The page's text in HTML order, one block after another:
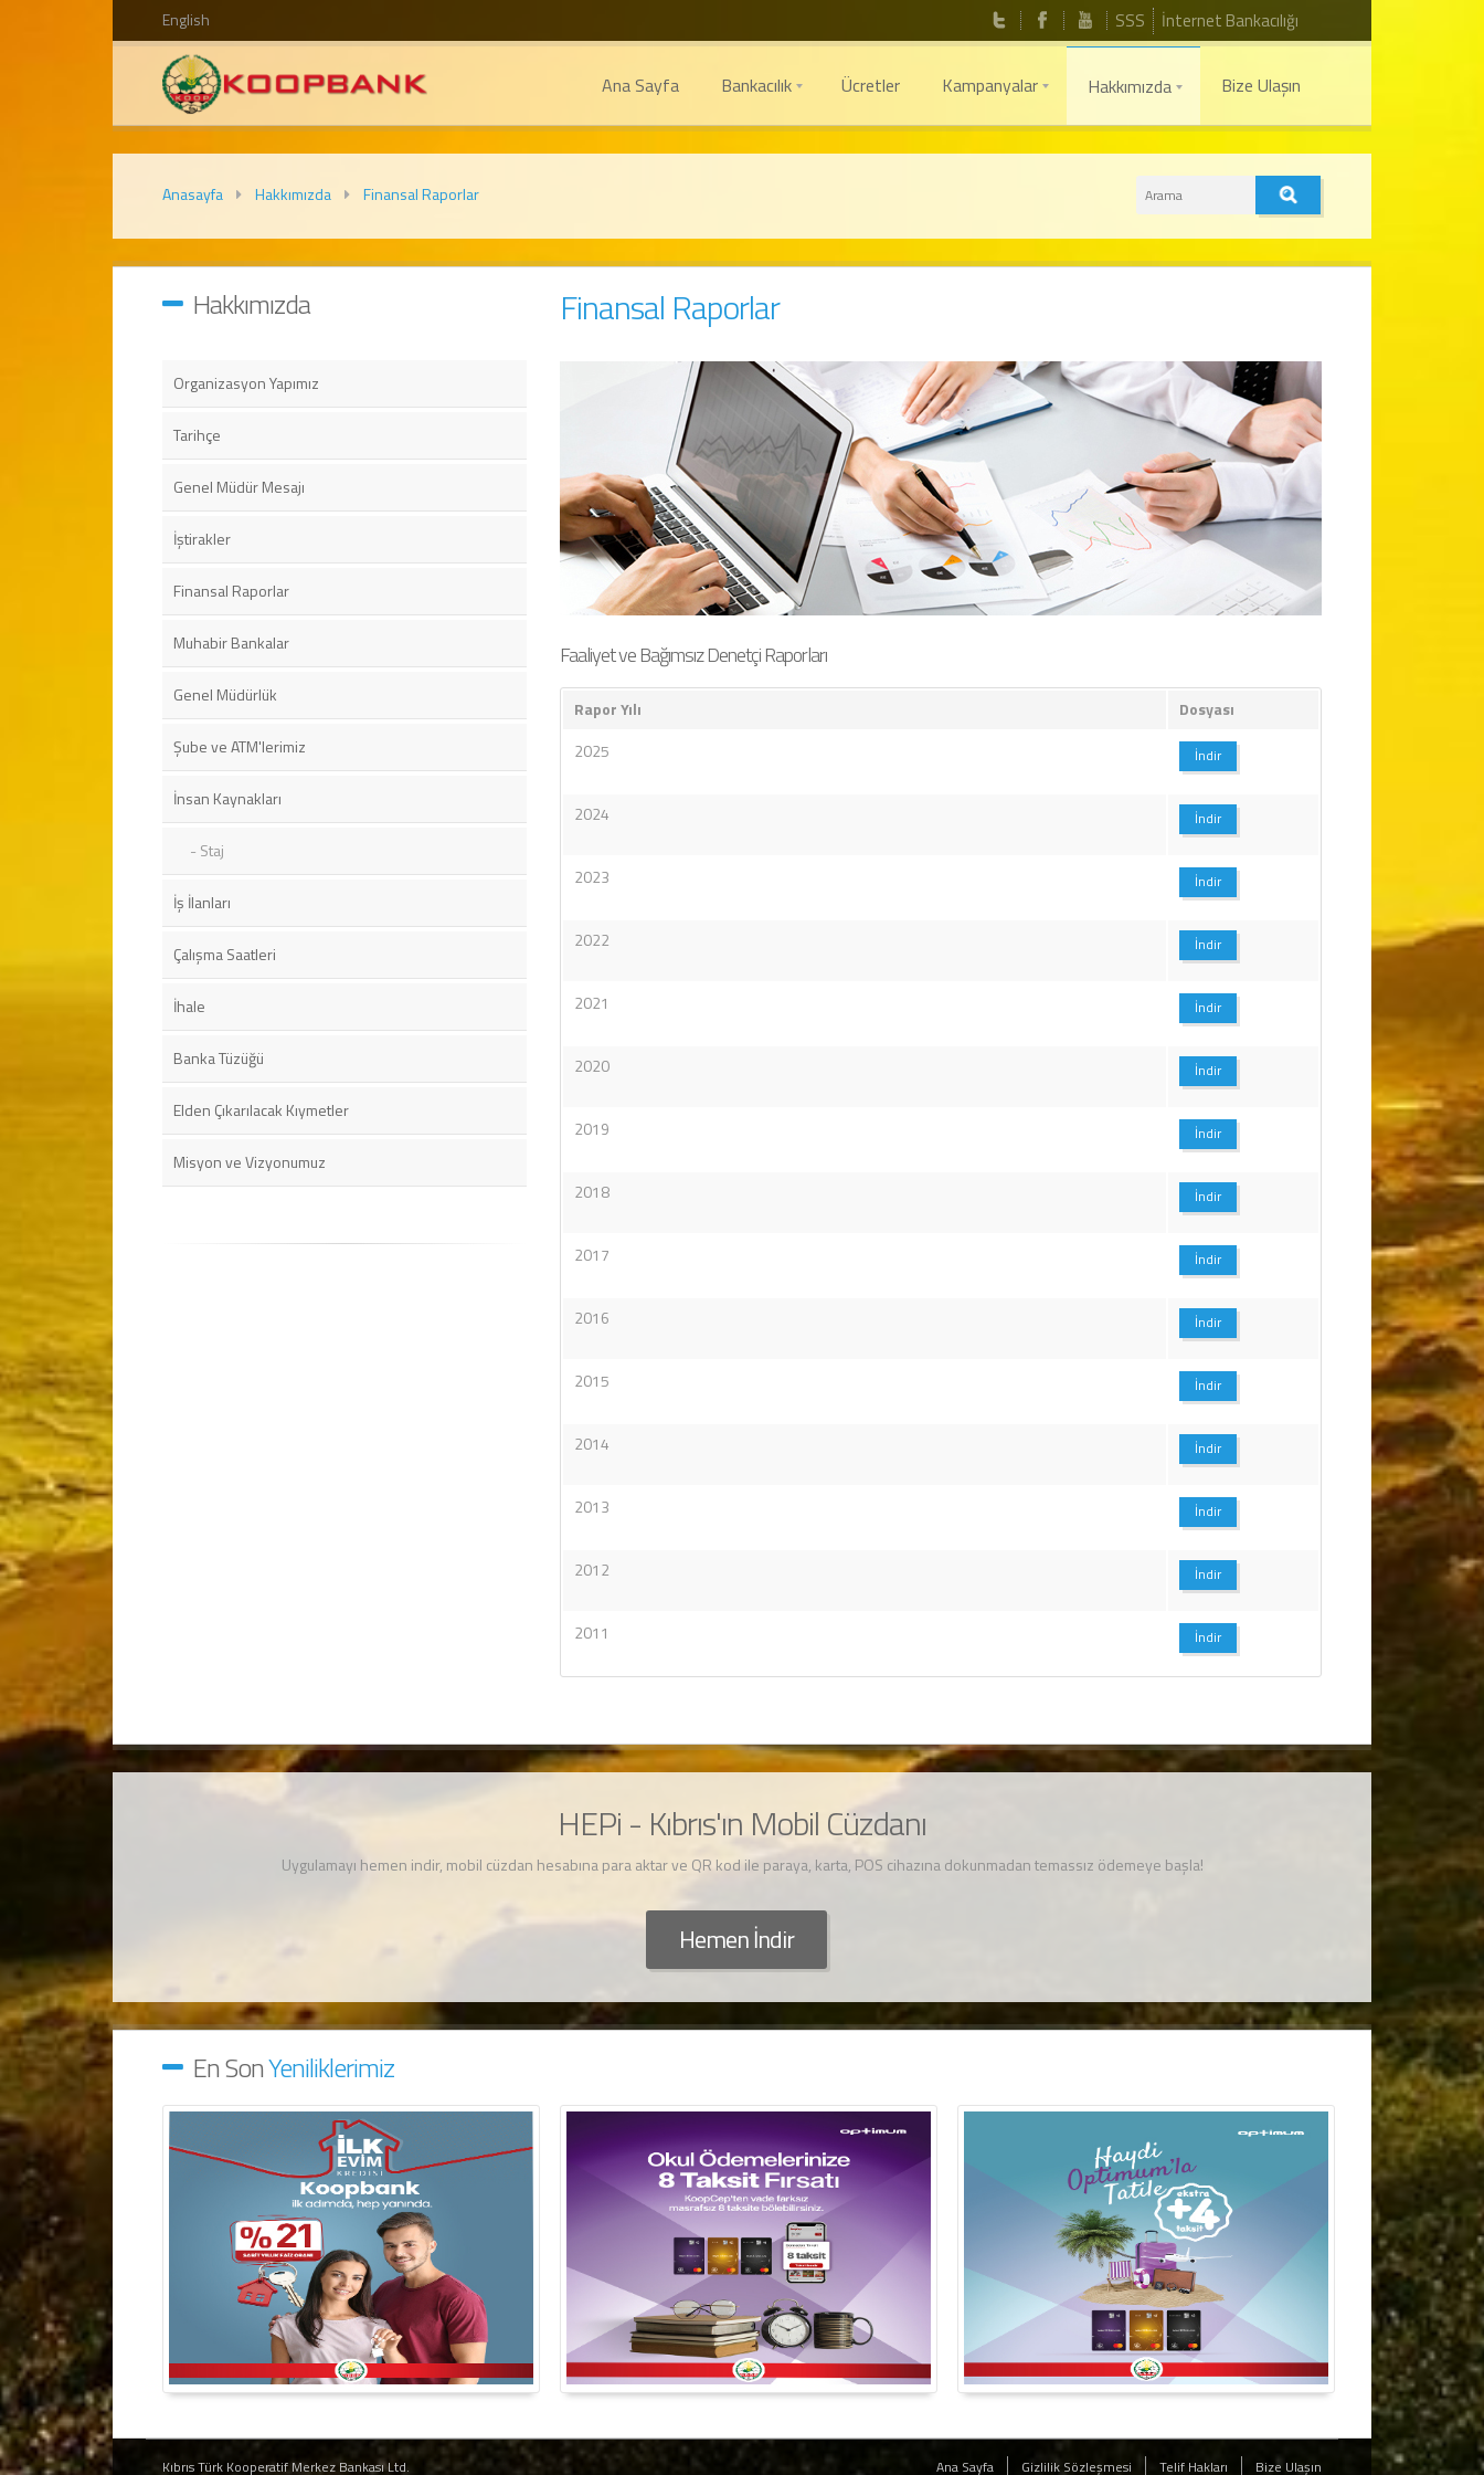
English SSS İnternet Bankacılığı
Ana Sayfa Bankacılık Ücretler Kampanyalar Hakkımızda Bize Ulaşın
Anasayfa Hakkımızda Finansal Raporlar
Hakkımızda
Organizasyon Yapımız
Tarihçe
Genel Müdür Mesajı
İştirakler
Finansal Raporlar
Muhabir Bankalar
Genel Müdürlük
Şube ve ATM'lerimiz
İnsan Kaynakları
Staj
İş İlanları
Çalışma Saatleri
İhale
Banka Tüzüğü
Elden Çıkarılacak Kıymetler
Misyon ve Vizyonumuz
Finansal Raporlar
Faaliyet ve Bağımsız Denetçi Raporları
Rapor Yılı
Dosyası
2025
İndir
2024 İndir
2023 İndir
2022 İndir
2021 İndir
2020 İndir
2019 İndir
2018 İndir
2017 İndir
2016 İndir
2015 İndir
2014 İndir
2013 İndir
2012 İndir
2011 İndir
HEPi - Kıbrıs'ın Mobil Cüzdanı
Uygulamayı hemen indir, mobil cüzdan hesabına para aktar ve QR kod ile paraya, karta, POS cihazına dokunmadan temassız ödemeye başla!
Hemen İndir
En SonYeniliklerimiz
Kıbrıs Türk Kooperatif Merkez Bankası Ltd. Ana Sayfa Gizlilik Sözleşmesi Telif Hakları Bize Ulaşın